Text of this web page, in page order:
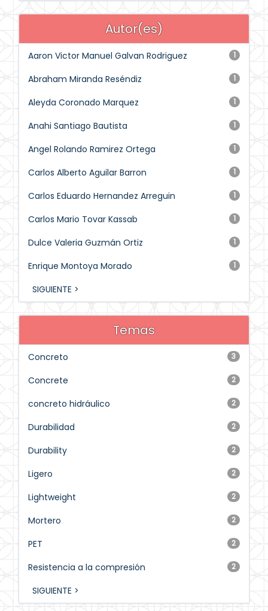
Autor(es)
1
Aaron Victor Manuel Galvan Rodriguez
1
Abraham Miranda Reséndiz
1
Aleyda Coronado Marquez
1
Anahi Santiago Bautista
1
Angel Rolando Ramirez Ortega
1
Carlos Alberto Aguilar Barron
1
Carlos Eduardo Hernandez Arreguin
1
Carlos Mario Tovar Kassab
1
Dulce Valeria Guzmán Ortiz
1
Enrique Montoya Morado
SIGUIENTE >
Temas
3
Concreto
2
Concrete
2
concreto hidráulico
2
Durabilidad
2
Durability
2
Ligero
2
Lightweight
2
Mortero
2
PET
2
Resistencia a la compresión
SIGUIENTE >